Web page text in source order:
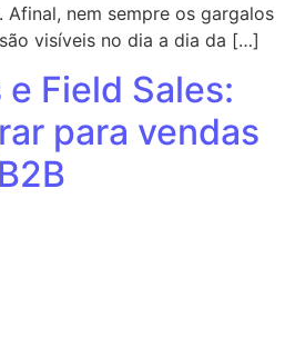
Afinal, nem sempre os gargalos
visíveis no dia a dia da […]
Field Sales:
para vendas